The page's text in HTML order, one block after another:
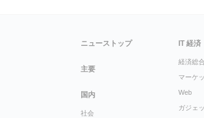
ニューストップ
主要
国内
社会
IT 経済
経済総合
マーケ
Web
ガジェ